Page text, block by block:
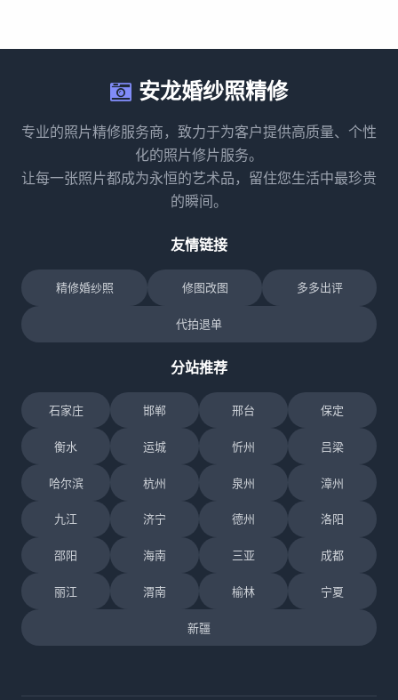
安龙婚纱照精修
专业的照片精修服务商，致力于为客户提供高质量、个性
化的照片修片服务。
让每一张照片都成为永恒的艺术品，留住您生活中最珍贵
的瞬间。
友情链接
精修婚纱照 修图改图 多多出评
代拍退单
分站推荐
石家庄 邯郸 邢台 保定
衡水 运城 忻州 吕梁
哈尔滨 杭州 泉州 漳州
九江 济宁 德州 洛阳
邵阳 海南 三亚 成都
丽江 渭南 榆林 宁夏
新疆